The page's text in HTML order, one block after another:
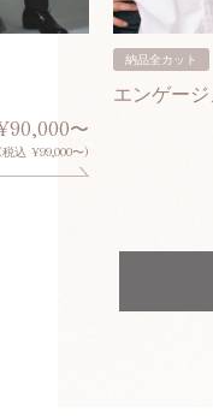
〜
(税込 ¥99,000〜)
納品全カット
エンゲー